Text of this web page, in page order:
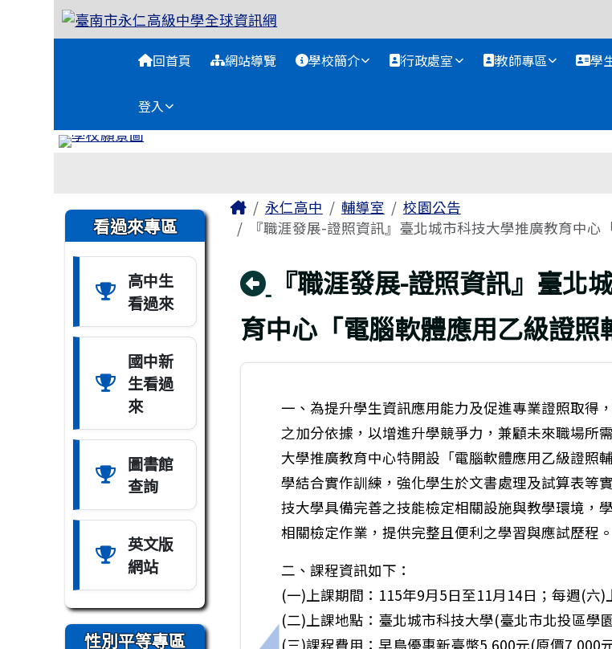
跳至主內容區
臺南市永仁高級中學全球資訊網
回首頁 網站導覽 學校簡介 行政處室 教師專區 學
登入
左邊區域內容
看過來專區
高中生
看過來
國中新
生看過
來
圖書館
查詢
英文版
網站
性別平等專區
主內容區域
Home永仁高中 輔導室
校園公告
『職涯發展-證照資訊』臺北城市科技大學推廣教育中心
回上頁
『職涯發展-證照資訊』臺北
育中心「電腦軟體應用乙級證
一、為提升學生資訊應用能力及促進專業證照取得
之加分依據，以增進升學競爭力，兼顧未來職場所
大學推廣教育中心特開設「電腦軟體應用乙級證照
學結合實作訓練，強化學生於文書處理及試算表等
技大學具備完善之技能檢定相關設施與教學環境，
相關檢定作業，提供完整且便利之學習與應試歷程。
二、課程資訊如下：
(一)上課期間：115年9月5日至11月14日；每週(六)
(二)上課地點：臺北城市科技大學(臺北市北投區學
(三)課程費用：早鳥優惠新臺幣5,600元(原價7,000
頁尾區域